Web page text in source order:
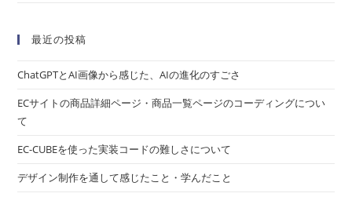
最近の投稿
ChatGPTとAI画像から感じた、AIの進化のすごさ
ECサイトの商品詳細ページ・商品一覧ページのコーディングについ
て
EC-CUBEを使った実装コードの難しさについて
デザイン制作を通して感じたこと・学んだこと